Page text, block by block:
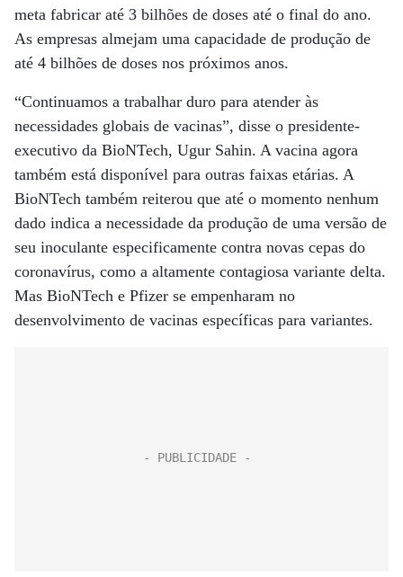
meta fabricar até 3 bilhões de doses até o final do ano.
As empresas almejam uma capacidade de produção de
até 4 bilhões de doses nos próximos anos.
“Continuamos a trabalhar duro para atender às
necessidades globais de vacinas”, disse o presidente-
executivo da BioNTech, Ugur Sahin. A vacina agora
também está disponível para outras faixas etárias. A
BioNTech também reiterou que até o momento nenhum
dado indica a necessidade da produção de uma versão de
seu inoculante especificamente contra novas cepas do
coronavírus, como a altamente contagiosa variante delta.
Mas BioNTech e Pfizer se empenharam no
desenvolvimento de vacinas específicas para variantes.